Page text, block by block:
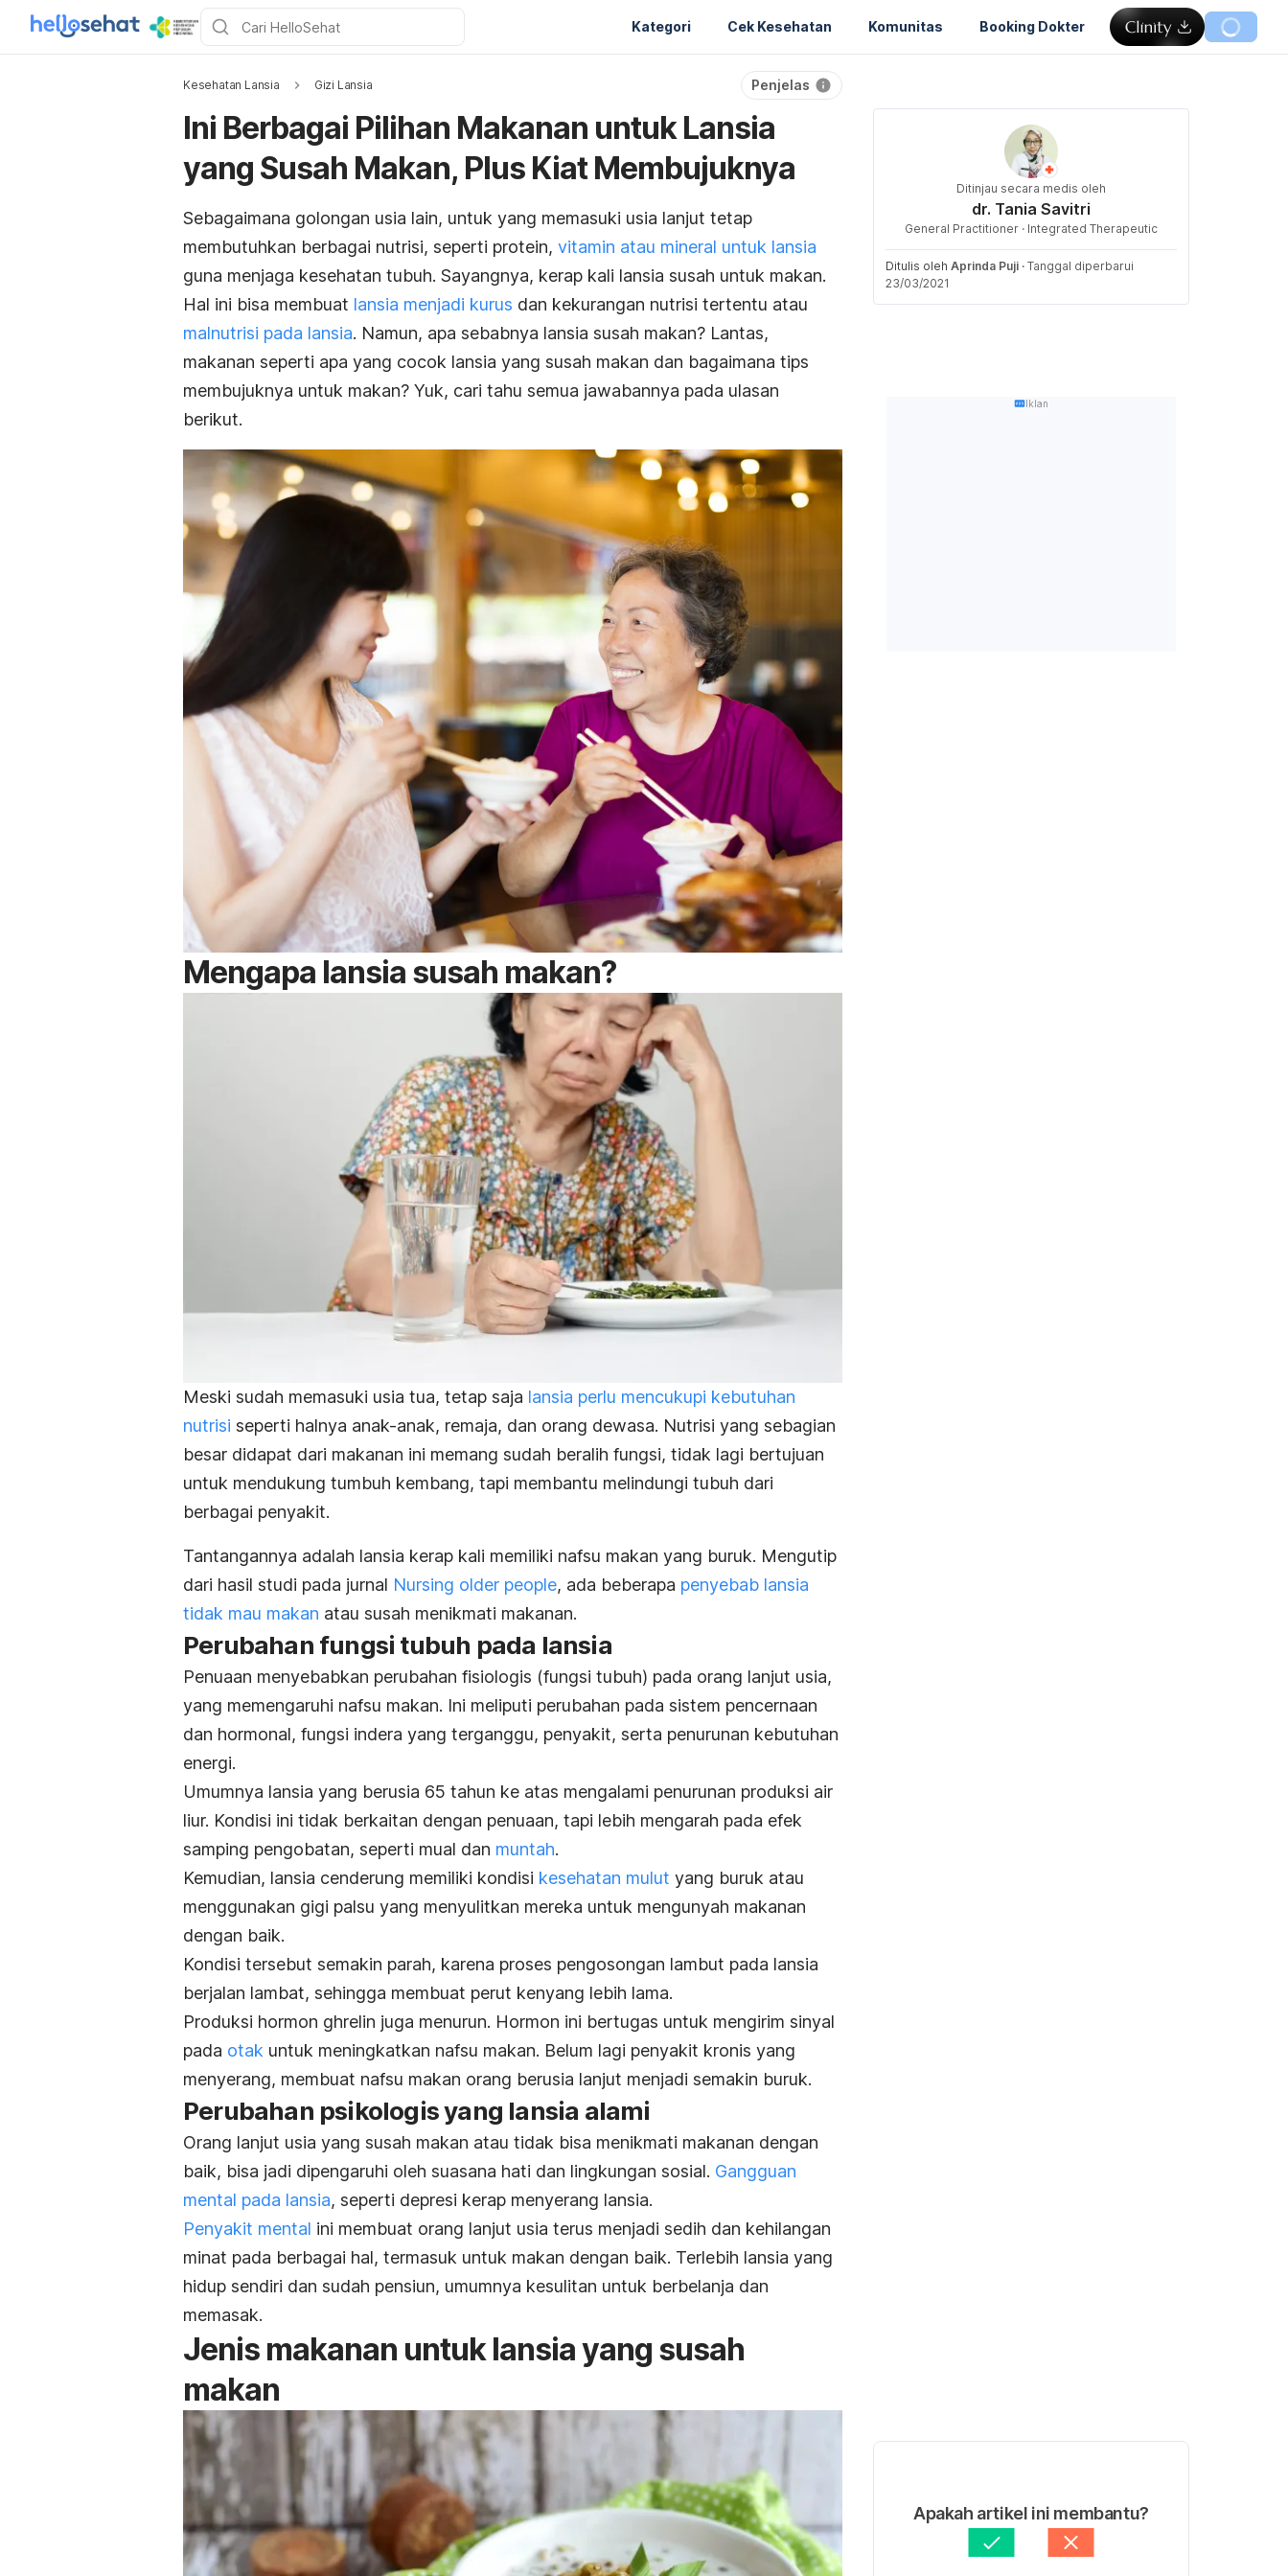
Kategori Cek Kesehatan Komunitas Booking Dokter
Kesehatan Lansia Gizi Lansia Penjelas
Ini Berbagai Pilihan Makanan untuk Lansia
yang Susah Makan, Plus Kiat Membujuknya
Sebagaimana golongan usia lain, untuk yang memasuki usia lanjut tetap
membutuhkan berbagai nutrisi, seperti protein, vitamin atau mineral untuk lansia
guna menjaga kesehatan tubuh. Sayangnya, kerap kali lansia susah untuk makan.
Hal ini bisa membuat lansia menjadi kurus dan kekurangan nutrisi tertentu atau
malnutrisi pada lansia. Namun, apa sebabnya lansia susah makan? Lantas,
makanan seperti apa yang cocok lansia yang susah makan dan bagaimana tips
membujuknya untuk makan? Yuk, cari tahu semua jawabannya pada ulasan
berikut.
Mengapa lansia susah makan?
Meski sudah memasuki usia tua, tetap saja lansia perlu mencukupi kebutuhan
nutrisi seperti halnya anak-anak, remaja, dan orang dewasa. Nutrisi yang sebagian
besar didapat dari makanan ini memang sudah beralih fungsi, tidak lagi bertujuan
untuk mendukung tumbuh kembang, tapi membantu melindungi tubuh dari
berbagai penyakit.
Tantangannya adalah lansia kerap kali memiliki nafsu makan yang buruk. Mengutip
dari hasil studi pada jurnal Nursing older people, ada beberapa penyebab lansia
tidak mau makan atau susah menikmati makanan.
Perubahan fungsi tubuh pada lansia
Penuaan menyebabkan perubahan fisiologis (fungsi tubuh) pada orang lanjut usia,
yang memengaruhi nafsu makan. Ini meliputi perubahan pada sistem pencernaan
dan hormonal, fungsi indera yang terganggu, penyakit, serta penurunan kebutuhan
energi.
Umumnya lansia yang berusia 65 tahun ke atas mengalami penurunan produksi air
liur. Kondisi ini tidak berkaitan dengan penuaan, tapi lebih mengarah pada efek
samping pengobatan, seperti mual dan muntah.
Kemudian, lansia cenderung memiliki kondisi kesehatan mulut yang buruk atau
menggunakan gigi palsu yang menyulitkan mereka untuk mengunyah makanan
dengan baik.
Kondisi tersebut semakin parah, karena proses pengosongan lambut pada lansia
berjalan lambat, sehingga membuat perut kenyang lebih lama.
Produksi hormon ghrelin juga menurun. Hormon ini bertugas untuk mengirim sinyal
pada otak untuk meningkatkan nafsu makan. Belum lagi penyakit kronis yang
menyerang, membuat nafsu makan orang berusia lanjut menjadi semakin buruk.
Perubahan psikologis yang lansia alami
Orang lanjut usia yang susah makan atau tidak bisa menikmati makanan dengan
baik, bisa jadi dipengaruhi oleh suasana hati dan lingkungan sosial. Gangguan
mental pada lansia, seperti depresi kerap menyerang lansia.
Penyakit mental ini membuat orang lanjut usia terus menjadi sedih dan kehilangan
minat pada berbagai hal, termasuk untuk makan dengan baik. Terlebih lansia yang
hidup sendiri dan sudah pensiun, umumnya kesulitan untuk berbelanja dan
memasak.
Jenis makanan untuk lansia yang susah
makan
Ditinjau secara medis oleh
dr. Tania Savitri
General Practitioner · Integrated Therapeutic
Ditulis oleh Aprinda Puji · Tanggal diperbarui
23/03/2021
Iklan
Apakah artikel ini membantu?